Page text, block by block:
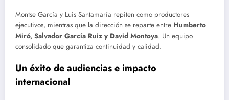
Montse García y Luis Santamaría repiten como productores
ejecutivos, mientras que la dirección se reparte entre Humberto
Miró, Salvador García Ruiz y David Montoya. Un equipo
consolidado que garantiza continuidad y calidad.
Un éxito de audiencias e impacto
internacional